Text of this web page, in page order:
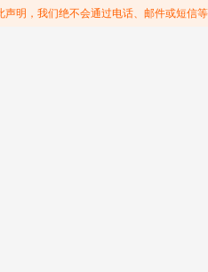
明，我们绝不会通过电话、邮件或短信